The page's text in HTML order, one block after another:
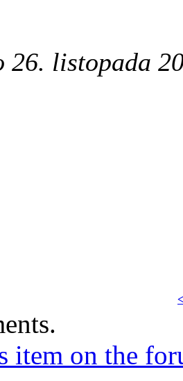
26. listopada
item on the